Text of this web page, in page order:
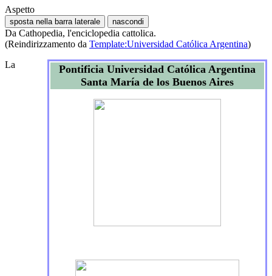
Aspetto
sposta nella barra laterale nascondi
Da Cathopedia, l'enciclopedia cattolica.
(Reindirizzamento da Template:Universidad Católica Argentina)
Pontificia Universidad Católica Argentina
Santa María de los Buenos Aires
La